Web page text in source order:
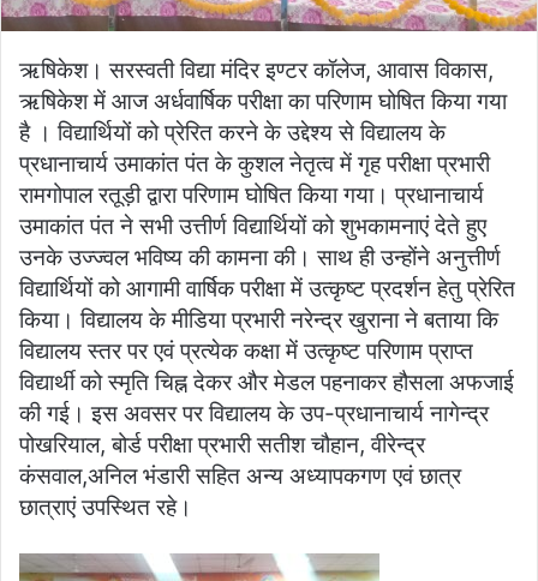
ऋषिकेश। सरस्वती विद्या मंदिर इण्टर कॉलेज, आवास विकास,
ऋषिकेश में आज अर्धवार्षिक परीक्षा का परिणाम घोषित किया गया
है । विद्यार्थियों को प्रेरित करने के उद्देश्य से विद्यालय के
प्रधानाचार्य उमाकांत पंत के कुशल नेतृत्व में गृह परीक्षा प्रभारी
रामगोपाल रतूड़ी द्वारा परिणाम घोषित किया गया। प्रधानाचार्य
उमाकांत पंत ने सभी उत्तीर्ण विद्यार्थियों को शुभकामनाएं देते हुए
उनके उज्ज्वल भविष्य की कामना की। साथ ही उन्होंने अनुत्तीर्ण
विद्यार्थियों को आगामी वार्षिक परीक्षा में उत्कृष्ट प्रदर्शन हेतु प्रेरित
किया। विद्यालय के मीडिया प्रभारी नरेन्द्र खुराना ने बताया कि
विद्यालय स्तर पर एवं प्रत्येक कक्षा में उत्कृष्ट परिणाम प्राप्त
विद्यार्थी को स्मृति चिह्न देकर और मेडल पहनाकर हौसला अफजाई
की गई। इस अवसर पर विद्यालय के उप-प्रधानाचार्य नागेन्द्र
पोखरियाल, बोर्ड परीक्षा प्रभारी सतीश चौहान, वीरेन्द्र
कंसवाल,अनिल भंडारी सहित अन्य अध्यापकगण एवं छात्र
छात्राएं उपस्थित रहे।